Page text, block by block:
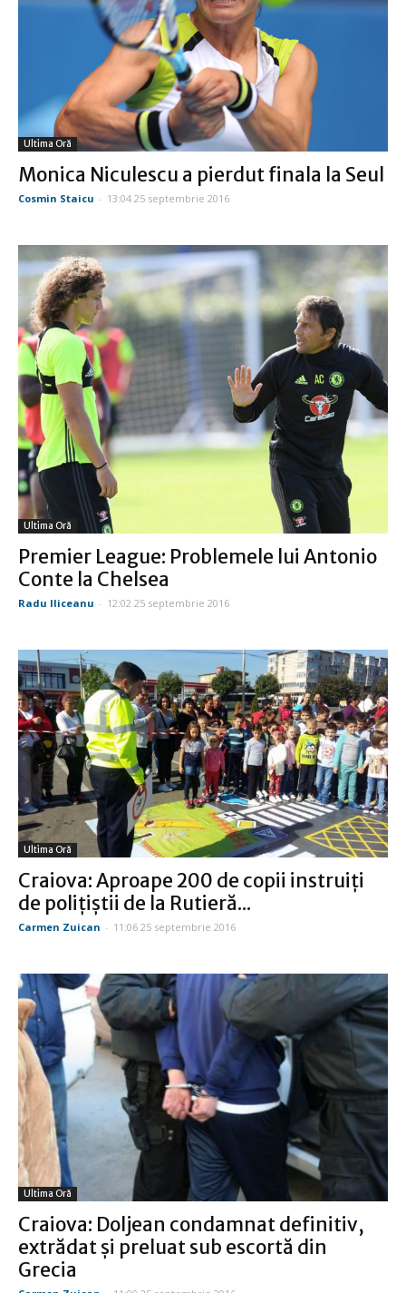
Ultima Oră
Monica Niculescu a pierdut finala la Seul
Cosmin Staicu - 13:04 25 septembrie 2016
Ultima Oră
Premier League: Problemele lui Antonio
Conte la Chelsea
Radu Iliceanu - 12:02 25 septembrie 2016
Ultima Oră
Craiova: Aproape 200 de copii instruiţi
de poliţiştii de la Rutieră...
Carmen Zuican - 11:06 25 septembrie 2016
Ultima Oră
Craiova: Doljean condamnat definitiv,
extrădat şi preluat sub escortă din
Grecia